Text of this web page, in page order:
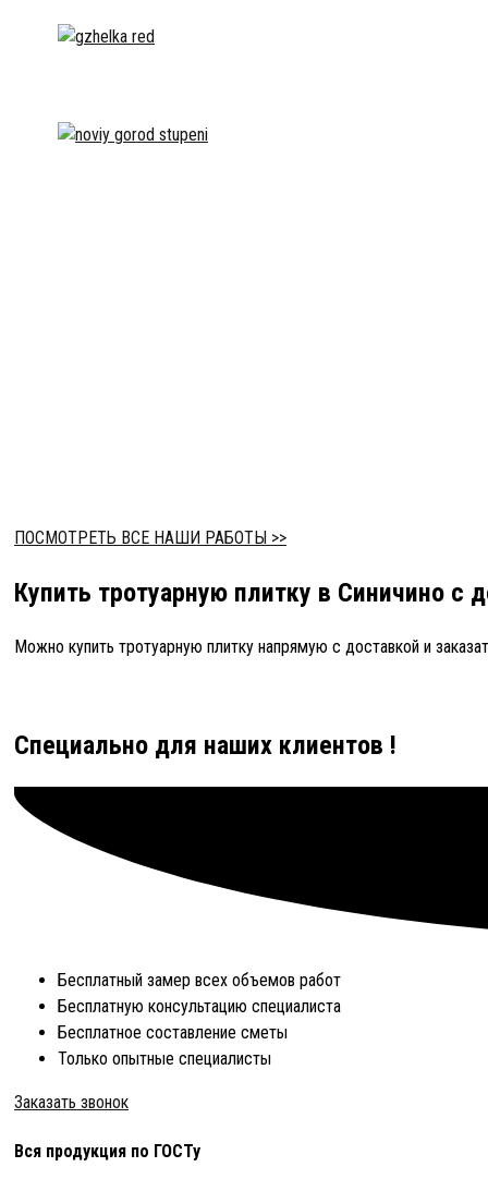
ПОСМОТРЕТЬ ВСЕ НАШИ РАБОТЫ >>
Купить тротуарную плитку в Синичино с
Можно купить тротуарную плитку напрямую с доставкой и
Специально для наших клиентов !
Бесплатный замер всех объемов работ
Бесплатную консультацию специалиста
Бесплатное составление сметы
Только опытные специалисты
Заказать звонок
Вся продукция по ГОСТу